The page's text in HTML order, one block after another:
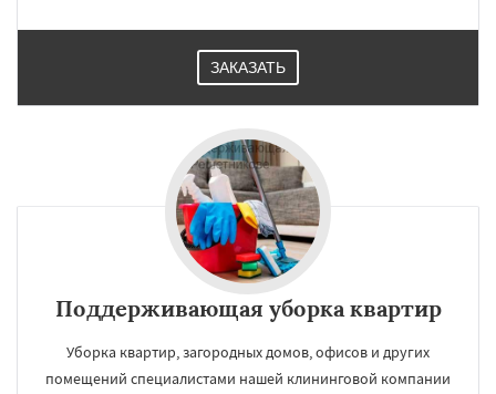
ЗАКАЗАТЬ
Поддерживающая уборка квартир
Уборка квартир, загородных домов, офисов и других
помещений специалистами нашей клининговой компании